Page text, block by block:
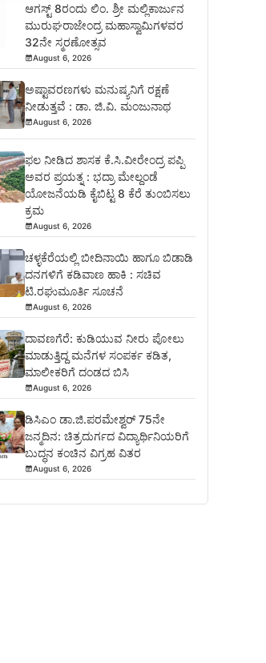
ಆಗಸ್ಟ್ 8ರಂದು ಲಿಂ. ಶ್ರೀ ಮಲ್ಲಿಕಾರ್ಜುನ
ಮುರುಘರಾಜೇಂದ್ರ ಮಹಾಸ್ವಾಮಿಗಳವರ
32ನೇ ಸ್ಮರಣೋತ್ಸವ
August 6, 2026
ಅಷ್ಟಾವರಣಗಳು ಮನುಷ್ಯನಿಗೆ ರಕ್ಷಣೆ
ನೀಡುತ್ತವೆ : ಡಾ. ಜಿ.ವಿ. ಮಂಜುನಾಥ
August 6, 2026
ಫಲ ನೀಡಿದ ಶಾಸಕ ಕೆ.ಸಿ.ವೀರೇಂದ್ರ ಪಪ್ಪಿ
ಅವರ ಪ್ರಯತ್ನ : ಭದ್ರಾ ಮೇಲ್ದಂಡೆ
ಯೋಜನೆಯಡಿ ಕೈಬಿಟ್ಟ 8 ಕೆರೆ ತುಂಬಿಸಲು
ಕ್ರಮ
August 6, 2026
ಚಳ್ಳಕೆರೆಯಲ್ಲಿ ಬೀದಿನಾಯಿ ಹಾಗೂ ಬಿಡಾಡಿ
ದನಗಳಿಗೆ ಕಡಿವಾಣ ಹಾಕಿ : ಸಚಿವ
ಟಿ.ರಘುಮೂರ್ತಿ ಸೂಚನೆ
August 6, 2026
ದಾವಣಗೆರೆ: ಕುಡಿಯುವ ನೀರು ಪೋಲು
ಮಾಡುತ್ತಿದ್ದ ಮನೆಗಳ ಸಂಪರ್ಕ ಕಡಿತ,
ಮಾಲೀಕರಿಗೆ ದಂಡದ ಬಿಸಿ
August 6, 2026
ಡಿಸಿಎಂ ಡಾ.ಜಿ.ಪರಮೇಶ್ವರ್ 75ನೇ
ಜನ್ಮದಿನ: ಚಿತ್ರದುರ್ಗದ ವಿದ್ಯಾರ್ಥಿನಿಯರಿಗೆ
ಬುದ್ಧನ ಕಂಚಿನ ವಿಗ್ರಹ ವಿತರ
August 6, 2026